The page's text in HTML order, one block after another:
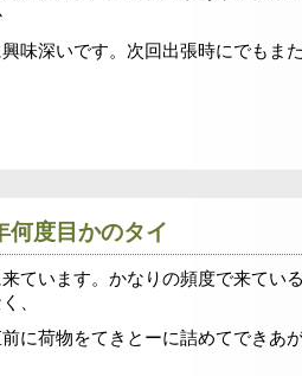
味深いです。次回出張時にでもま
何度目かのタイ
来ています。かなりの頻度で来てい
、
に荷物をてきとーに詰めてできあ